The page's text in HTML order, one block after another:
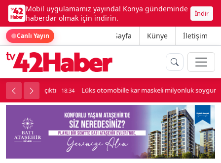
Mobil uygulamamız yayında! Konya gündeminde
haberdar olmak için indirin.
İndir
Canlı Yayın Ana Sayfa Künye İletişim
kavga çıktı 18:34 Lüks otomobille kar maskeli milyonluk soygun